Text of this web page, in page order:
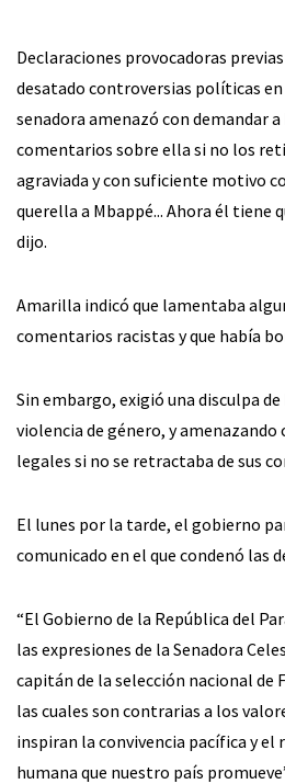
Declaraciones provocadoras
desatado controversias políticas en
senadora amenazó con demandar a
comentarios sobre ella si no los
agraviada y con suficiente motivo
querella a Mbappé... Ahora él tiene
dijo.
Amarilla indicó que lamentaba
comentarios racistas y que había
Sin embargo, exigió una disculpa
violencia de género, y amenazando
legales si no se retractaba de sus
El lunes por la tarde, el gobierno
comunicado en el que condenó las
“El Gobierno de la República del
las expresiones de la Senadora
capitán de la selección nacional de
las cuales son contrarias a los
inspiran la convivencia pacífica y el
humana que nuestro país